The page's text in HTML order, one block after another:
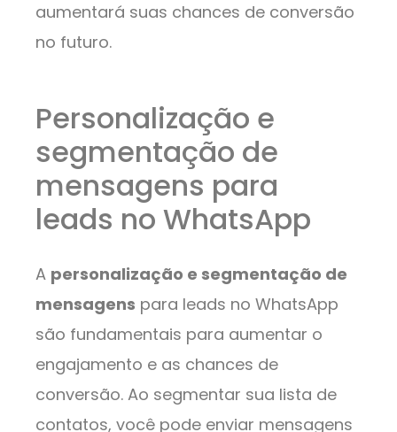
aumentará suas chances de conversão
no futuro.
Personalização e
segmentação de
mensagens para
leads no WhatsApp
A personalização e segmentação de
mensagens para leads no WhatsApp
são fundamentais para aumentar o
engajamento e as chances de
conversão. Ao segmentar sua lista de
contatos, você pode enviar mensagens